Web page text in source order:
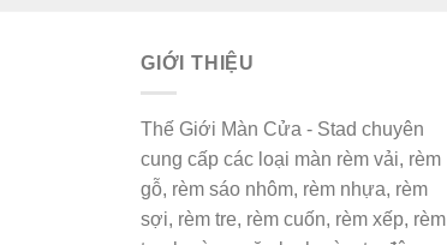
GIỚI THIỆU
Thế Giới Màn Cửa - Stad chuyên
cung cấp các loại màn rèm vải, rèm
gỗ, rèm sáo nhôm, rèm nhựa, rèm
sợi, rèm tre, rèm cuốn, rèm xếp, rèm